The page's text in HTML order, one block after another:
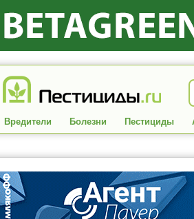
Вредители Болезни Пестициды